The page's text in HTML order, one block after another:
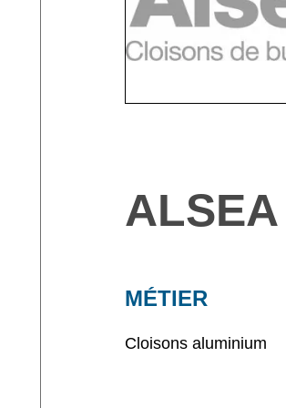
ALSEA
MÉTIER
Cloisons aluminium